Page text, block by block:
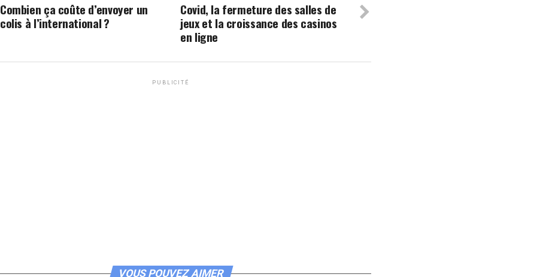
Covid, la fermeture des salles de
jeux et la croissance des casinos
en ligne
Combien ça coûte d’envoyer un
colis à l’international ?
PUBLICITÉ
VOUS POUVEZ AIMER